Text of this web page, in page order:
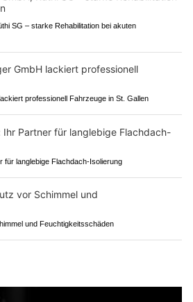
SG – starke Rehabilitation bei akuten
professionell Fahrzeuge in St. Gallen
für langlebige Flachdach-Isolierung
und Feuchtigkeitsschäden